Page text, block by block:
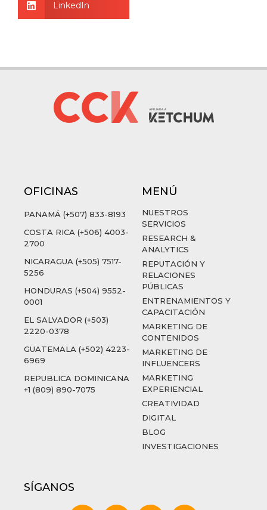
LinkedIn
OFICINAS
PANAMÁ (+507) 833-8193
COSTA RICA (+506) 4003-
2700
NICARAGUA (+505) 7517-
5256
HONDURAS (+504) 9552-
0001
EL SALVADOR (+503)
2220-0378
GUATEMALA (+502) 4223-
6969
REPUBLICA DOMINICANA
+1 (809) 890-7075
MENÚ
NUESTROS
SERVICIOS
RESEARCH &
ANALYTICS
REPUTACIÓN Y
RELACIONES
PÚBLICAS
ENTRENAMIENTOS Y
CAPACITACIÓN
MARKETING DE
CONTENIDOS
MARKETING DE
INFLUENCERS
MARKETING
EXPERIENCIAL
CREATIVIDAD
DIGITAL
BLOG
INVESTIGACIONES
SÍGANOS